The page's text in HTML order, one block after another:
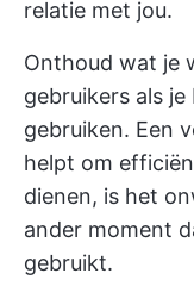
relatie met jou.
Onthoud wat je
gebruikers als
gebruiken. Een
helpt om
dienen, is het
ander moment
gebruikt.